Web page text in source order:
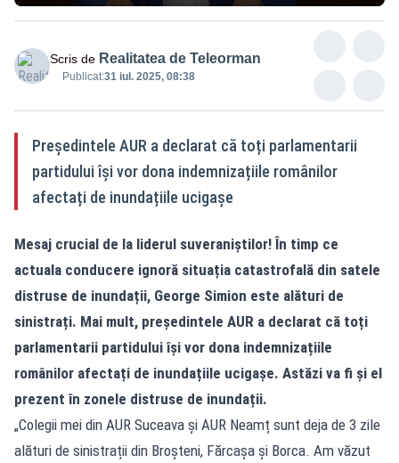
Scris de Realitatea de Teleorman
Publicat:31 iul. 2025, 08:38
Președintele AUR a declarat că toți parlamentarii
partidului își vor dona indemnizațiile românilor
afectați de inundațiile ucigașe
Mesaj crucial de la liderul suveraniștilor! În timp ce
actuala conducere ignoră situația catastrofală din satele
distruse de inundații, George Simion este alături de
sinistrați. Mai mult, președintele AUR a declarat că toți
parlamentarii partidului își vor dona indemnizațiile
românilor afectați de inundațiile ucigașe. Astăzi va fi și el
prezent în zonele distruse de inundații.
„Colegii mei din AUR Suceava și AUR Neamț sunt deja de 3 zile
alături de sinistrații din Broșteni, Fărcașa și Borca. Am văzut